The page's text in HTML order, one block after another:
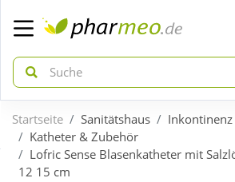
zurück
ÜBERSICHT AKTIONEN
zurück
ÜBERSICHT KATEGORIEN
Startseite Sanitätshaus
Inkontinenz
Katheter & Zubehör
Lofric Sense Blasenkatheter mit
12 15 cm